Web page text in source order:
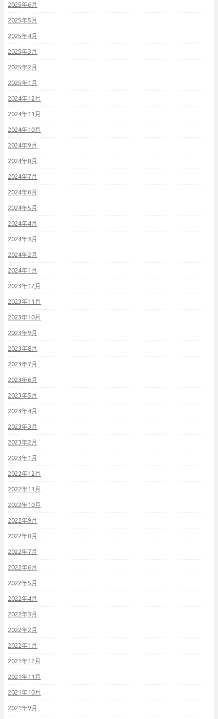
2025年6月
2025年5月
2025年4月
2025年3月
2025年2月
2025年1月
2024年12月
2024年11月
2024年10月
2024年9月
2024年8月
2024年7月
2024年6月
2024年5月
2024年4月
2024年3月
2024年2月
2024年1月
2023年12月
2023年11月
2023年10月
2023年9月
2023年8月
2023年7月
2023年6月
2023年5月
2023年4月
2023年3月
2023年2月
2023年1月
2022年12月
2022年11月
2022年10月
2022年9月
2022年8月
2022年7月
2022年6月
2022年5月
2022年4月
2022年3月
2022年2月
2022年1月
2021年12月
2021年11月
2021年10月
2021年9月